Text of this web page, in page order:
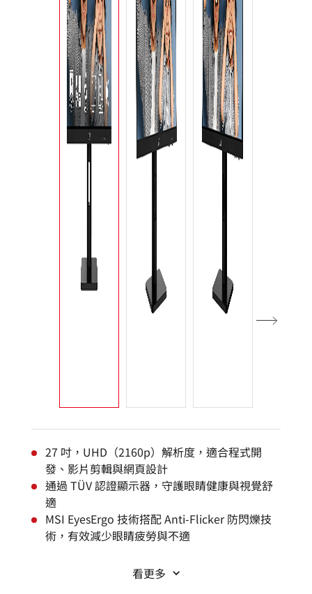
27 吋，UHD（2160p）解析度，適合程式開
發、影片剪輯與網頁設計
通過 TÜV 認證顯示器，守護眼睛健康與視覺舒
適
MSI EyesErgo 技術搭配 Anti-Flicker 防閃爍技
術，有效減少眼睛疲勞與不適
看更多